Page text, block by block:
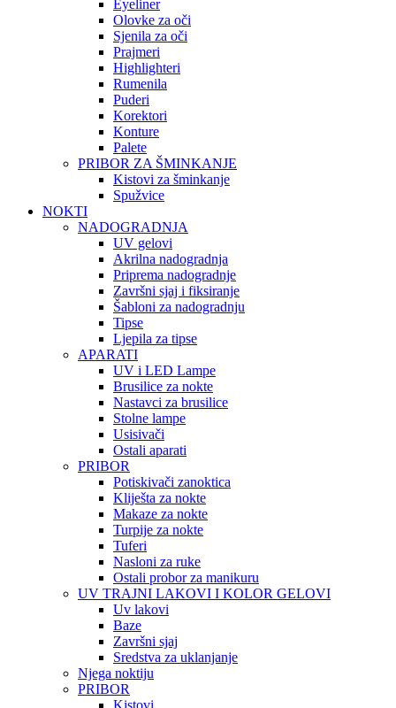
Eyeliner
Olovke za oči
Sjenila za oči
Prajmeri
Highlighteri
Rumenila
Puderi
Korektori
Konture
Palete
PRIBOR ZA ŠMINKANJE
Kistovi za šminkanje
Spužvice
NOKTI
NADOGRADNJA
UV gelovi
Akrilna nadogradnja
Priprema nadogradnje
Završni sjaj i fiksiranje
Šabloni za nadogradnju
Tipse
Ljepila za tipse
APARATI
UV i LED Lampe
Brusilice za nokte
Nastavci za brusilice
Stolne lampe
Usisivači
Ostali aparati
PRIBOR
Potiskivači zanoktica
Kliješta za nokte
Makaze za nokte
Turpije za nokte
Tuferi
Nasloni za ruke
Ostali probor za manikuru
UV TRAJNI LAKOVI I KOLOR GELOVI
Uv lakovi
Baze
Završni sjaj
Sredstva za uklanjanje
Njega noktiju
PRIBOR
Kistovi